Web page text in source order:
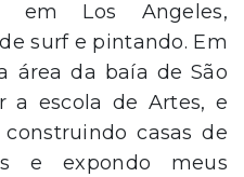
em Los Angeles,
surf e pintando. Em
área da baía de São
a escola de Artes, e
casas de
e expondo meus